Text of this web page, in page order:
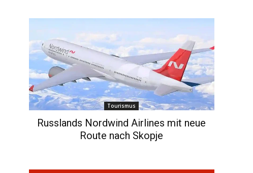
Tourismus
Russlands Nordwind Airlines mit neue
Route nach Skopje